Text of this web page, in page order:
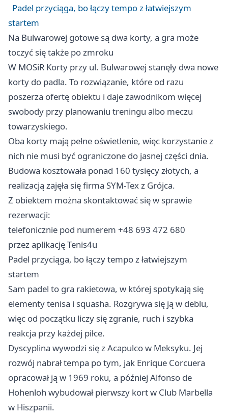
Padel przyciąga, bo łączy tempo z łatwiejszym
startem
Na Bulwarowej gotowe są dwa korty, a gra może
toczyć się także po zmroku
W MOSiR Korty przy ul. Bulwarowej stanęły dwa nowe
korty do padla. To rozwiązanie, które od razu
poszerza ofertę obiektu i daje zawodnikom więcej
swobody przy planowaniu treningu albo meczu
towarzyskiego.
Oba korty mają pełne oświetlenie, więc korzystanie z
nich nie musi być ograniczone do jasnej części dnia.
Budowa kosztowała ponad 160 tysięcy złotych, a
realizacją zajęła się firma SYM-Tex z Grójca.
Z obiektem można skontaktować się w sprawie
rezerwacji:
telefonicznie pod numerem +48 693 472 680
przez aplikację Tenis4u
Padel przyciąga, bo łączy tempo z łatwiejszym
startem
Sam padel to gra rakietowa, w której spotykają się
elementy tenisa i squasha. Rozgrywa się ją w deblu,
więc od początku liczy się zgranie, ruch i szybka
reakcja przy każdej piłce.
Dyscyplina wywodzi się z Acapulco w Meksyku. Jej
rozwój nabrał tempa po tym, jak Enrique Corcuera
opracował ją w 1969 roku, a później Alfonso de
Hohenloh wybudował pierwszy kort w Club Marbella
w Hiszpanii.